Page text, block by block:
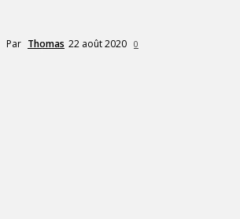
Par Thomas 22 août 2020 0